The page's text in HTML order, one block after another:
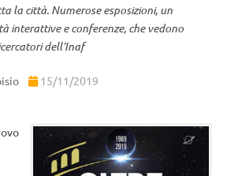
la città. Numerose esposizioni, un
interattive e conferenze, che vedono
dell’Inaf
15/11/2019